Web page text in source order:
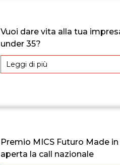
Vuoi dare vita alla tua
under 35?
Leggi di più
Premio MICS Futuro Made
aperta la call nazionale